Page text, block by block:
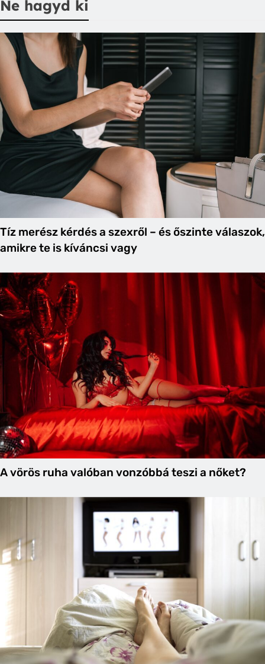
Ne hagyd ki
Tíz merész kérdés a szexről – és őszinte válaszok,
amikre te is kíváncsi vagy
A vörös ruha valóban vonzóbbá teszi a nőket?